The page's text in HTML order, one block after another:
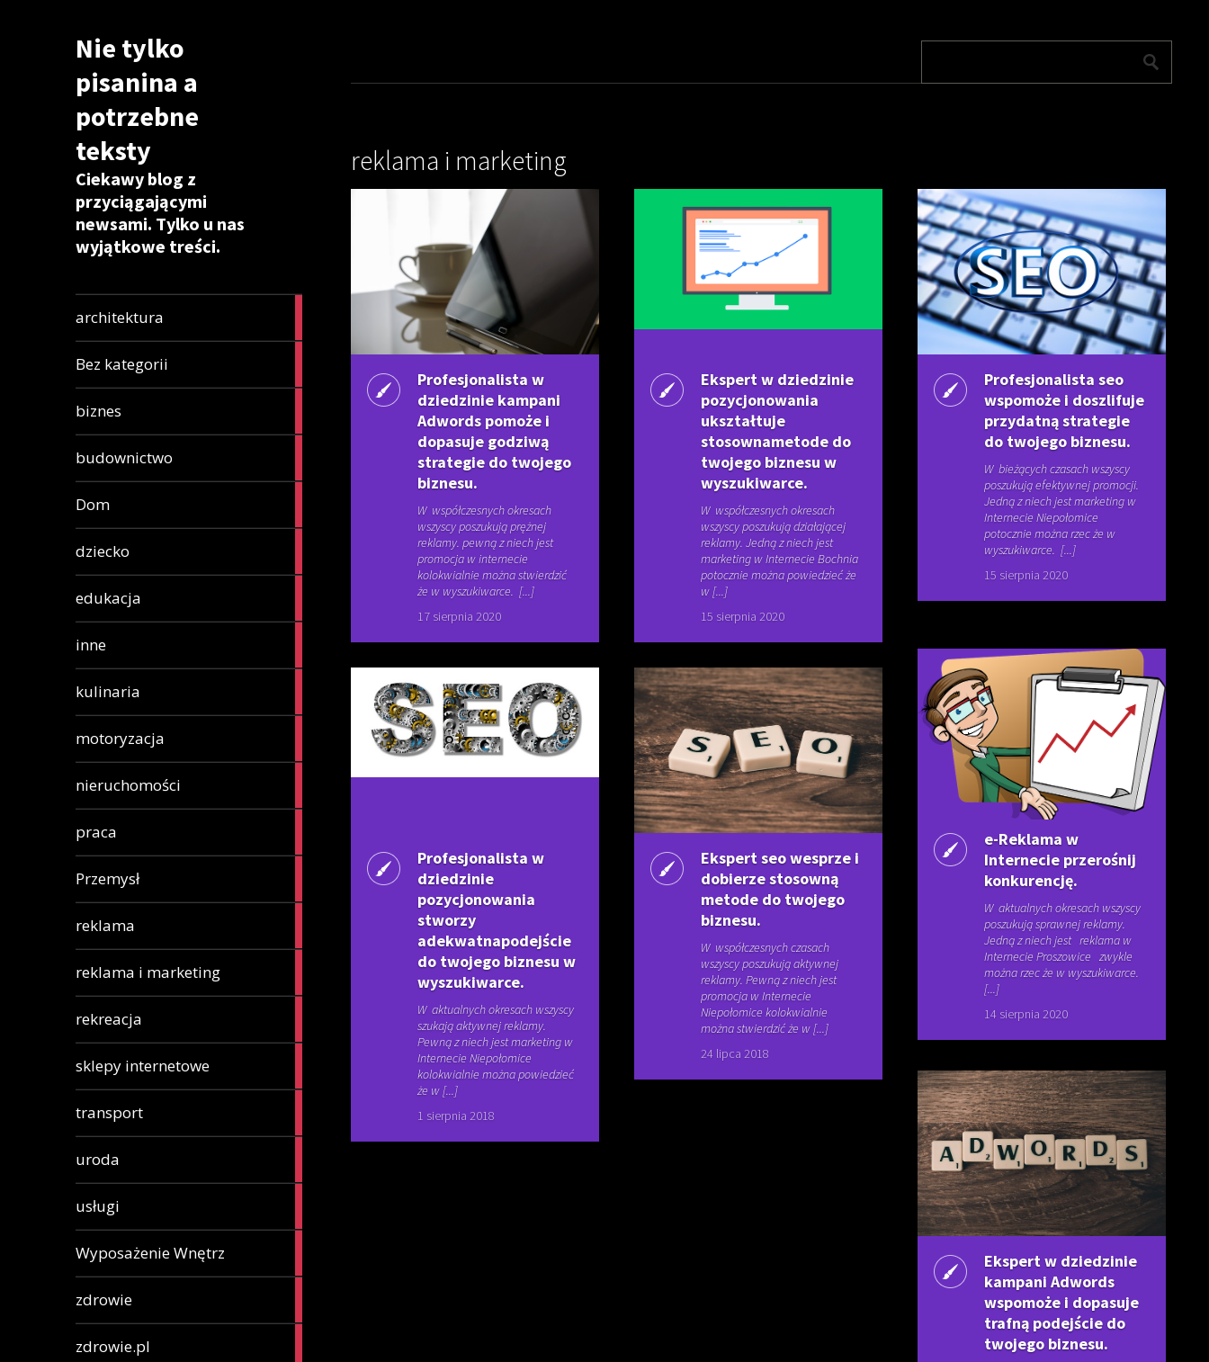
Nie tylko
pisanina a
potrzebne
teksty
Ciekawy blog z
przyciągającymi
newsami. Tylko u nas
wyjątkowe treści.
architektura
Bez kategorii
biznes
budownictwo
Dom
dziecko
edukacja
inne
kulinaria
motoryzacja
nieruchomości
praca
Przemysł
reklama
reklama i marketing
rekreacja
sklepy internetowe
transport
uroda
usługi
Wyposażenie Wnętrz
zdrowie
zdrowie.pl
reklama i marketing
Profesjonalista w
dziedzinie kampani
Adwords pomoże i
dopasuje godziwą
strategie do twojego
biznesu.
W współczesnych okresach
wszyscy poszukują prężnej
reklamy. pewną z niech jest
promocja w internecie
kolokwialnie można stwierdzić
że w wyszukiwarce. [...]
17 sierpnia 2020
Ekspert w dziedzinie
pozycjonowania
ukształtuje
stosownametode do
twojego biznesu w
wyszukiwarce.
W współczesnych okresach
wszyscy poszukują działającej
reklamy. Jedną z niech jest
marketing w Internecie Bochnia
potocznie można powiedzieć że
w [...]
15 sierpnia 2020
Profesjonalista seo
wspomoże i doszlifuje
przydatną strategie
do twojego biznesu.
W bieżących czasach wszyscy
poszukują efektywnej promocji.
Jedną z niech jest marketing w
Internecie Niepołomice
potocznie można rzec że w
wyszukiwarce. [...]
15 sierpnia 2020
e-Reklama w
Internecie przerośnij
konkurencję.
W aktualnych okresach wszyscy
poszukują sprawnej reklamy.
Jedną z niech jest reklama w
Internecie Proszowice zwykle
można rzec że w wyszukiwarce.
[...]
14 sierpnia 2020
Profesjonalista w
dziedzinie
pozycjonowania
stworzy
adekwatnapodejście
do twojego biznesu w
wyszukiwarce.
W aktualnych okresach wszyscy
szukają aktywnej reklamy.
Pewną z niech jest marketing w
Internecie Niepołomice
kolokwialnie można powiedzieć
że w [...]
1 sierpnia 2018
Ekspert seo wesprze i
dobierze stosowną
metode do twojego
biznesu.
W współczesnych czasach
wszyscy poszukują aktywnej
reklamy. Pewną z niech jest
promocja w Internecie
Niepołomice kolokwialnie
można stwierdzić że w [...]
24 lipca 2018
Ekspert w dziedzinie
kampani Adwords
wspomoże i dopasuje
trafną podejście do
twojego biznesu.